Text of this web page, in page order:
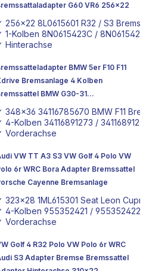
G60 VR6 256x22
256x22 8L0615601 R32 / S3
1-Kolben 8N0615423C /
Hinterachse
BMW 5er F10 F11
Bremsanlage 4 Kolben
BMW G30-31
Bremsscheibe 348x36 Tuning Adapter
348x36 34116785670 BMW F11
4-Kolben 34116891273 /
Vorderachse
VW TT A3 S3 VW Golf 4 Polo VW
6r WRC Bora Adapter Bremssattel
Cayenne Bremsanlage
323x28 1ML615301 Seat Leon Cupra
4-Kolben 955352421 / 955352422
Vorderachse
Golf 4 R32 Polo VW Polo 6r WRC
S3 Adapter Bremse Bremssattel